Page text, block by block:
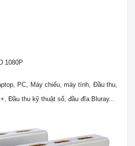
1080P
PC, Máy chiếu, máy tính, Đầu thu,
Đầu thu kỹ thuật số, đầu đĩa Bluray...